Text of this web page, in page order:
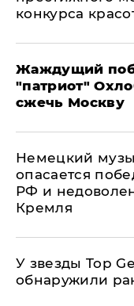
конкурса
Жаждущий
"патриот"
сжечь Москву
Немецкий
опасается
РФ и
Кремля
У звезды Top
обнаружили